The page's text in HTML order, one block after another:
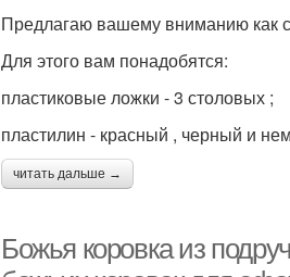
Предлагаю вашему вниманию как
Для этого вам понадобятся:
пластиковые ложки - 3 столовых ;
пластилин - красный , черный и
читать дальше →
Божья коровка из